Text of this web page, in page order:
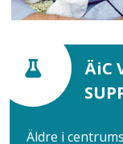
ÄiC
Äldre i